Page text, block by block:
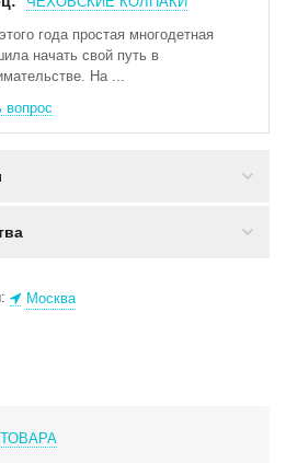
года простая многодетная
начать свой путь в
На ...
вопрос
Москва